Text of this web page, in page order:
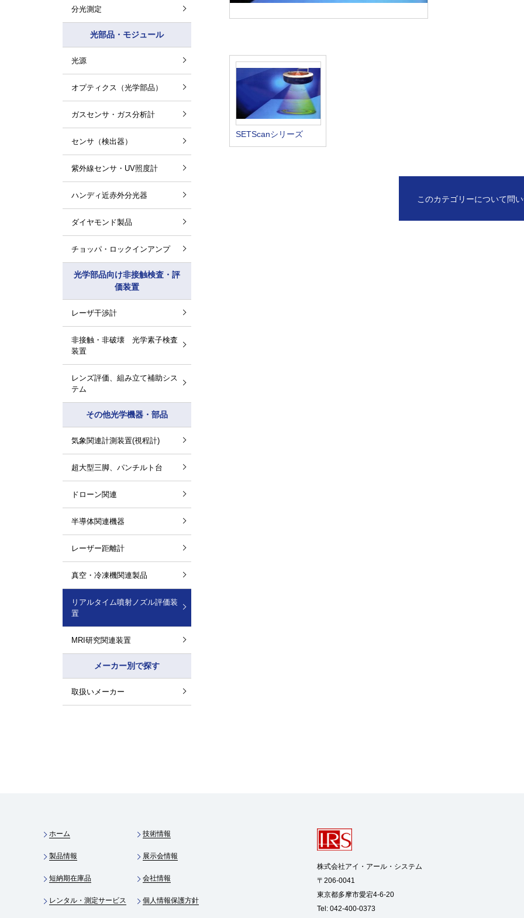
分光測定
光部品・モジュール
光源
オプティクス（光学部品）
ガスセンサ・ガス分析計
センサ（検出器）
紫外線センサ・UV照度計
ハンディ近赤外分光器
ダイヤモンド製品
チョッパ・ロックインアンプ
光学部品向け非接触検査・評
価装置
レーザ干渉計
非接触・非破壊 光学素子検査
装置
レンズ評価、組み立て補助シス
テム
その他光学機器・部品
気象関連計測装置(視程計)
超大型三脚、パンチルト台
ドローン関連
半導体関連機器
レーザー距離計
真空・冷凍機関連製品
リアルタイム噴射ノズル評価装
置
MRI研究関連装置
メーカー別で探す
取扱いメーカー
SETScanシリーズ
このカテゴリーについて問
ホーム 技術情報
製品情報 展示会情報
短納期在庫品 会社情報
レンタル・測定サービス 個人情報保護方針
株式会社アイ・アール・システム
〒206-0041
東京都多摩市愛宕4-6-20
Tel: 042-400-0373